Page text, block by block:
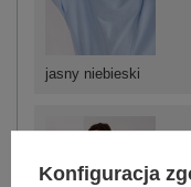
jasny niebieski
Konfiguracja